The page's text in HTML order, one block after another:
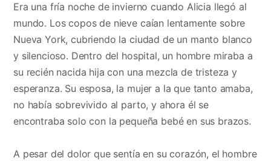
Era una fría noche de invierno cuando Alicia llegó al
mundo. Los copos de nieve caían lentamente sobre
Nueva York, cubriendo la ciudad de un manto blanco
y silencioso. Dentro del hospital, un hombre miraba a
su recién nacida hija con una mezcla de tristeza y
esperanza. Su esposa, la mujer a la que tanto amaba,
no había sobrevivido al parto, y ahora él se
encontraba solo con la pequeña bebé en sus brazos.
A pesar del dolor que sentía en su corazón, el hombre